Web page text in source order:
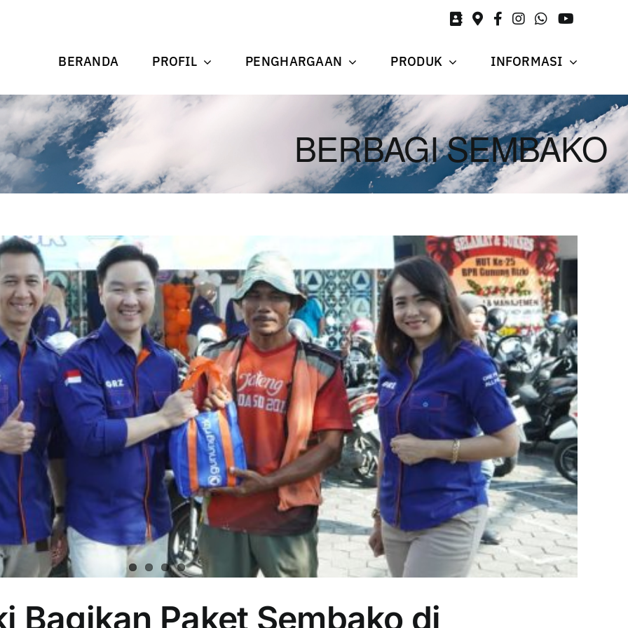
BERANDA PROFIL PENGHARGAAN PRODUK INFORMASI
BERBAGI SEMBAKO
Bagikan Paket Sembako di